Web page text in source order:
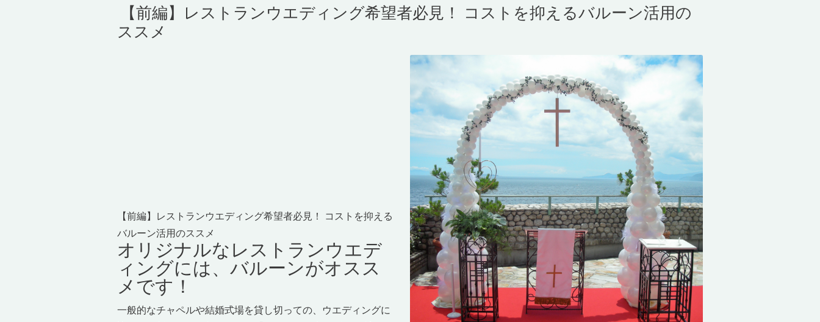
【前編】レストランウエディング希望者必見！ コストを抑えるバルーン活用の
ススメ
【前編】レストランウエディング希望者必見！ コストを抑える
バルーン活用のススメ
オリジナルなレストランウエデ
ィングには、バルーンがオスス
メです！
一般的なチャペルや結婚式場を貸し切っての、ウエディングに